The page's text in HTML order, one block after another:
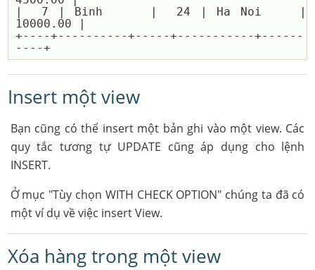
|  7 | Binh     |  24 | Ha Noi    |
10000.00 |
+----+----------+-----+-----------+------
Insert một view
Bạn cũng có thể insert một bản ghi vào một view. Các
quy tắc tương tự UPDATE cũng áp dụng cho lệnh
INSERT.
Ở mục "Tùy chọn WITH CHECK OPTION" chúng ta đã có
một ví dụ về việc insert View.
Xóa hàng trong một view